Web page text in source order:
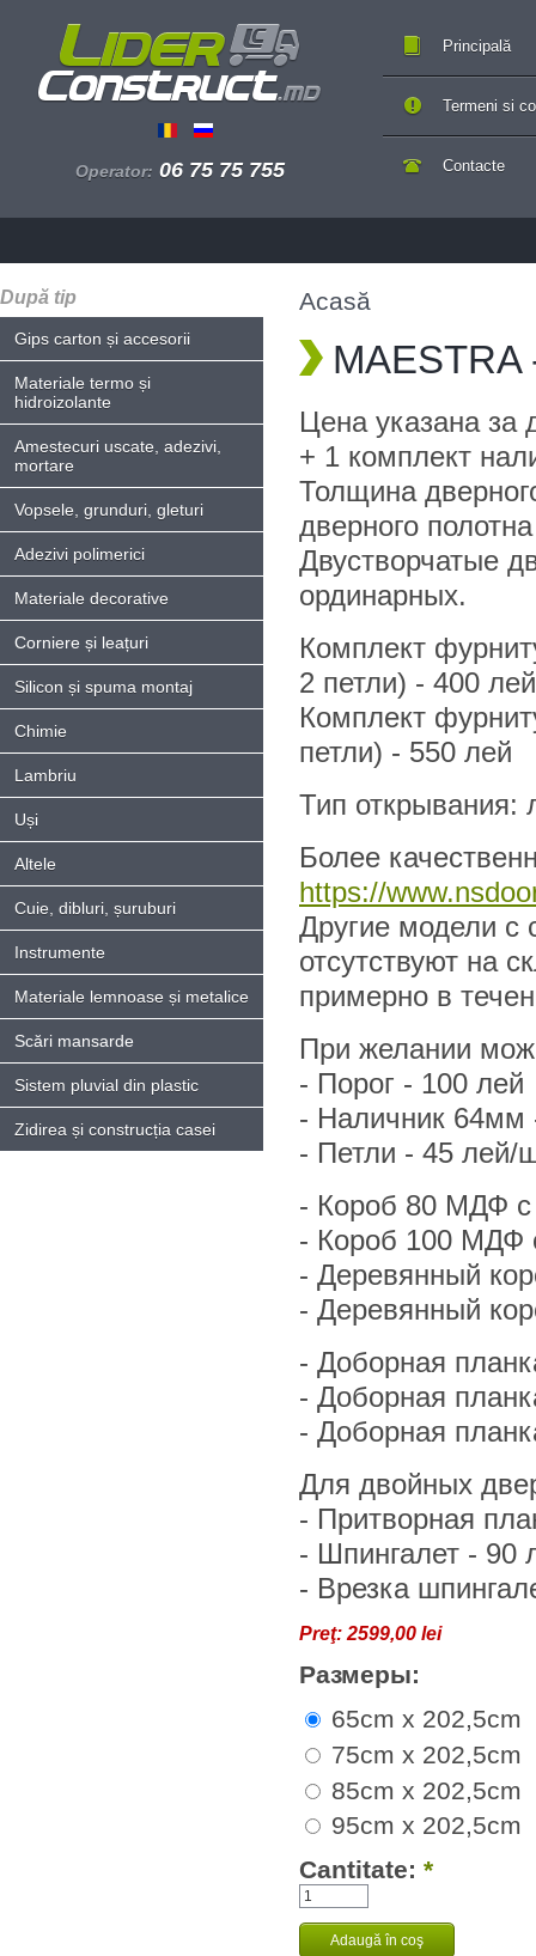
Operator: 06 75 75 755
Principală
Contacte
Termeni si
După tip
Gips carton și accesorii
Materiale termo și
hidroizolante
Amestecuri uscate, adezivi,
mortare
Vopsele, grunduri, gleturi
Adezivi polimerici
Materiale decorative
Corniere și leațuri
Silicon și spuma montaj
Chimie
Lambriu
Uși
Altele
Cuie, dibluri, șuruburi
Instrumente
Materiale lemnoase și metalice
Scări mansarde
Sistem pluvial din plastic
Zidirea și construcția casei
Acasă
MAESTRA
Цена указана за
+ 1 комплект
Толщина
дверного
Двустворчатые
ординарных.
Комплект
2 петли) - 400 лей
Комплект
петли) - 550 лей
Тип открывания:
Более
https://
Другие модели с
отсутствуют на
примерно в
При желании
- Порог - 100 лей
- Hаличник 64мм
- Петли - 45 лей/
- Короб 80 МДФ с
- Короб 100 МДФ
- Деревянный
- Деревянный
- Доборная
- Доборная
- Доборная
Для двойных
- Притворная
- Шпингалет - 90
- Врезка
Preţ: 2599,00 lei
Размеры:
65cm x 202,5cm
75cm x 202,5cm
85cm x 202,5cm
95cm x 202,5cm
Cantitate: *